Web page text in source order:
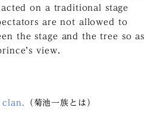
on a traditional stage
are not allowed to
the stage and the tree so as
view.
（菊池一族とは）